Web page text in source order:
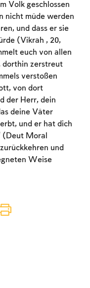
Volk geschlossen
nicht müde werden
und dass er sie
(Vikrah , 20,
euch von allen
dorthin zerstreut
verstoßen
von dort
der Herr, dein
deine Väter
und er hat dich
(Deut Moral
und
Weise